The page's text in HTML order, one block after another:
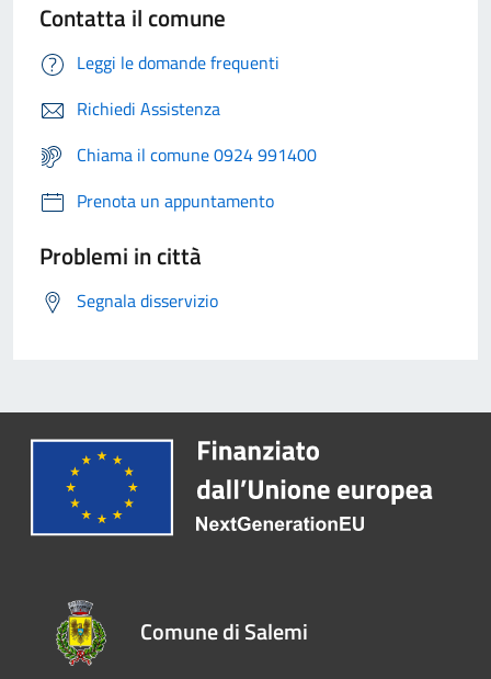
Contatta il comune
Leggi le domande frequenti
Richiedi Assistenza
Chiama il comune 0924 991400
Prenota un appuntamento
Problemi in città
Segnala disservizio
Comune di Salemi